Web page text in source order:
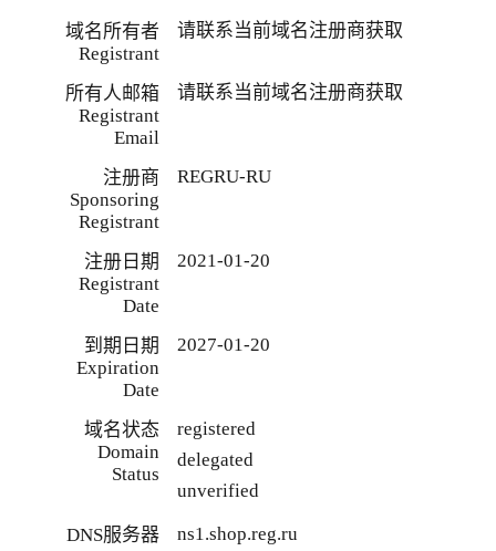
域名所有者
Registrant
请联系当前域名注册商获取
所有人邮箱
Registrant
Email
请联系当前域名注册商获取
注册商
Sponsoring
Registrant
REGRU-RU
注册日期
Registrant
Date
2021-01-20
到期日期
Expiration
Date
2027-01-20
域名状态
Domain
Status
registered
delegated
unverified
DNS服务器
ns1.shop.reg.ru